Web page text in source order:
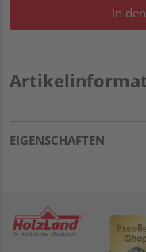
In
EIGENSCHAFTEN